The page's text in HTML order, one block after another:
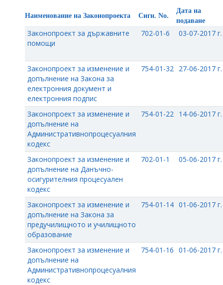
Наименование на Законопроекта Сигн. No.
Дата на
подаване
Законопроект за държавните
помощи
702-01-6 03-07-2017 г.
Законопроект за изменение и
допълнение на Закона за
електронния документ и
електронния подпис
754-01-32 27-06-2017 г.
Законопроект за изменение и
допълнение на
Административнопроцесуалния
кодекс
754-01-22 14-06-2017 г.
Законопроект за изменение и
допълнение на Данъчно-
осигурителния процесуален
кодекс
702-01-1 05-06-2017 г.
Законопроект за изменение и
допълнение на Закона за
предучилищното и училищното
образование
754-01-14 01-06-2017 г.
Законопроект за изменение и
допълнение на
Административнопроцесуалния
кодекс
754-01-16 01-06-2017 г.